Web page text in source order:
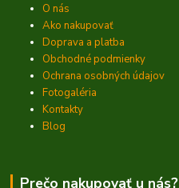
O nás
Ako nakupovať
Doprava a platba
Obchodné podmienky
Ochrana osobných údajov
Fotogaléria
Kontakty
Blog
Prečo nakupovať u nás?